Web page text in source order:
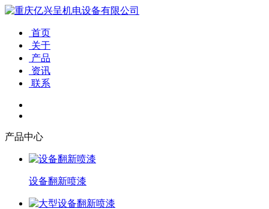
首页
关于
产品
资讯
联系
产品中心
设备翻新喷漆